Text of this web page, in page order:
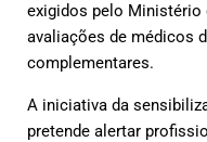
exigidos pelo Ministério
avaliações de médicos
complementares.
A iniciativa da
pretende alertar